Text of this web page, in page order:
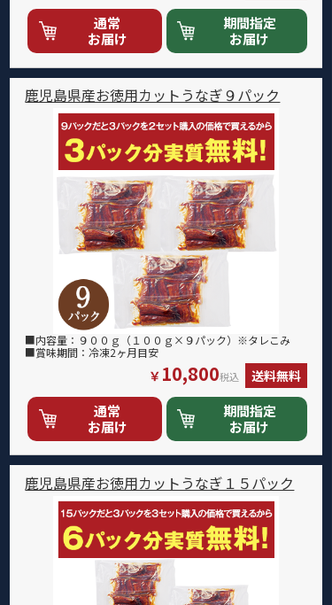
通常
お届け
期間指定
お届け
鹿児島県産お徳用カットうなぎ９パック
■内容量：９００ｇ（１００ｇ×９パック）※タレこみ
■賞味期間：冷凍2ヶ月目安
￥ 10,800税込 送料無料
通常
お届け
期間指定
お届け
鹿児島県産お徳用カットうなぎ１５パック